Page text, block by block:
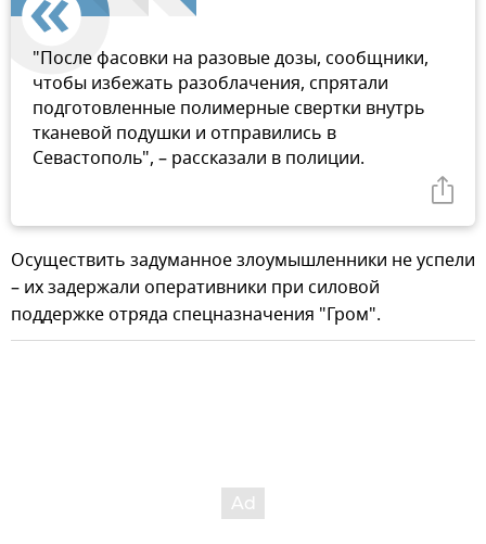
"После фасовки на разовые дозы, сообщники,
чтобы избежать разоблачения, спрятали
подготовленные полимерные свертки внутрь
тканевой подушки и отправились в
Севастополь", – рассказали в полиции.
Осуществить задуманное злоумышленники не успели
– их задержали оперативники при силовой
поддержке отряда спецназначения "Гром".